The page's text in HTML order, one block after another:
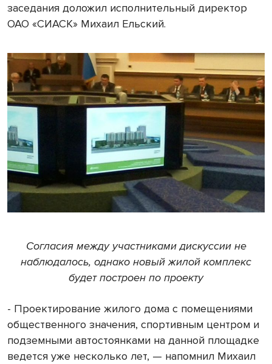
заседания доложил исполнительный директор
ОАО «СИАСК» Михаил Ельский.
Согласия между участниками дискуссии не
наблюдалось, однако новый жилой комплекс
будет построен по проекту
- Проектирование жилого дома с помещениями
общественного значения, спортивным центром и
подземными автостоянками на данной площадке
ведется уже несколько лет, — напомнил Михаил